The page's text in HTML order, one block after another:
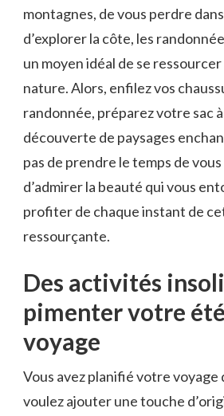
montagnes, de vous perdre
d’explorer la côte, les⁤
un moyen idéal de ⁢se
nature. Alors, enfilez vos
randonnée, préparez votre sac
découverte de paysages
pas de prendre​ le temps de
d’admirer la beauté qui vous
profiter de chaque instant de
ressourçante.
Des activités
pimenter⁢ votre
voyage
Vous avez⁢ planifié votre⁣ voyage
voulez ajouter une ⁢touche